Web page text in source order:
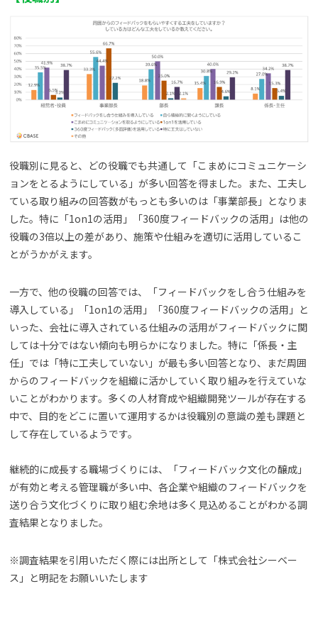
役職別に見ると、どの役職でも共通して「こまめにコミュニケーシ
ョンをとるようにしている」が多い回答を得ました。また、工夫し
ている取り組みの回答数がもっとも多いのは「事業部長」となりま
した。特に「1on1の活用」「360度フィードバックの活用」は他の
役職の3倍以上の差があり、施策や仕組みを適切に活用しているこ
とがうかがえます。
一方で、他の役職の回答では、「フィードバックをし合う仕組みを
導入している」「1on1の活用」「360度フィードバックの活用」と
いった、会社に導入されている仕組みの活用がフィードバックに関
しては十分ではない傾向も明らかになりました。特に「係長・主
任」では「特に工夫していない」が最も多い回答となり、まだ周囲
からのフィードバックを組織に活かしていく取り組みを行えていな
いことがわかります。多くの人材育成や組織開発ツールが存在する
中で、目的をどこに置いて運用するかは役職別の意識の差も課題と
して存在しているようです。
継続的に成長する職場づくりには、「フィードバック文化の醸成」
が有効と考える管理職が多い中、各企業や組織のフィードバックを
送り合う文化づくりに取り組む余地は多く見込めることがわかる調
査結果となりました。
※調査結果を引用いただく際には出所として「株式会社シーベー
ス」と明記をお願いいたします